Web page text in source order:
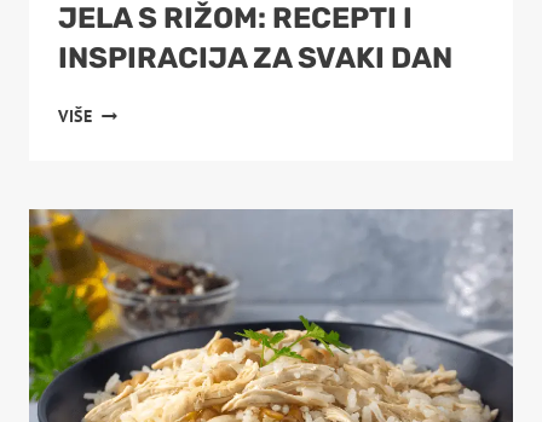
JELA S RIŽOM: RECEPTI I
INSPIRACIJA ZA SVAKI DAN
VIŠEJELA
I
INSPIRACIJA
ZA
SVAKI
DAN